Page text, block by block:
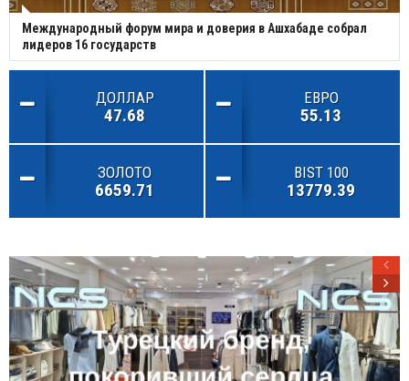
Международный форум мира и доверия в Ашхабаде собрал
лидеров 16 государств
ДОЛЛАР
47.68
ЕВРО
55.13
ЗОЛОТО
6659.71
BIST 100
13779.39